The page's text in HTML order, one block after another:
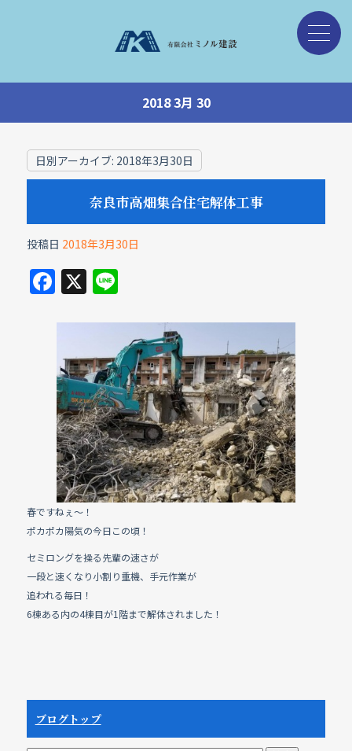
2018 3月 30
日別アーカイブ: 2018年3月30日
奈良市高畑集合住宅解体工事
投稿日 2018年3月30日
F
c
e
b
o
o
k
X Li
e
春ですねぇ〜！
ポカポカ陽気の今日この頃！
セミロングを操る先輩の速さが
一段と速くなり小割り重機、手元作業が
追われる毎日！
6棟ある内の4棟目が1階まで解体されました！
ブログトップ